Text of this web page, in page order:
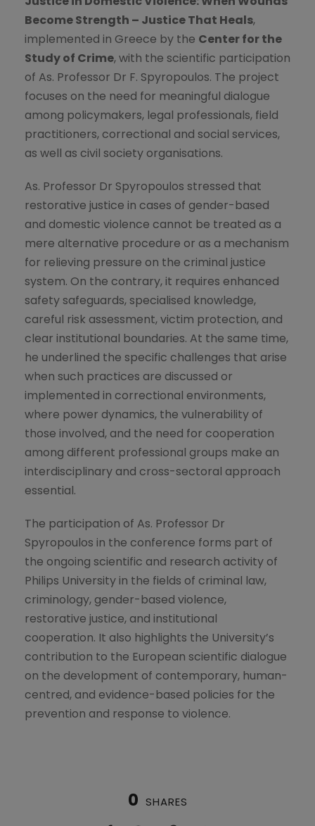
Become Strength – Justice That Heals,
implemented in Greece by the Center for the
Study of Crime, with the scientific participation
of As. Professor Dr F. Spyropoulos. The project
focuses on the need for meaningful dialogue
among policymakers, legal professionals, field
practitioners, correctional and social services,
as well as civil society organisations.
As. Professor Dr Spyropoulos stressed that
restorative justice in cases of gender-based
and domestic violence cannot be treated as a
mere alternative procedure or as a mechanism
for relieving pressure on the criminal justice
system. On the contrary, it requires enhanced
safety safeguards, specialised knowledge,
careful risk assessment, victim protection, and
clear institutional boundaries. At the same time,
he underlined the specific challenges that arise
when such practices are discussed or
implemented in correctional environments,
where power dynamics, the vulnerability of
those involved, and the need for cooperation
among different professional groups make an
interdisciplinary and cross-sectoral approach
essential.
The participation of As. Professor Dr
Spyropoulos in the conference forms part of
the ongoing scientific and research activity of
Philips University in the fields of criminal law,
criminology, gender-based violence,
restorative justice, and institutional
cooperation. It also highlights the University’s
contribution to the European scientific dialogue
on the development of contemporary, human-
centred, and evidence-based policies for the
prevention and response to violence.
0 SHARES